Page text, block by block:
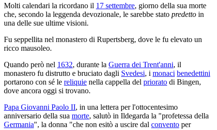
Molti calendari la ricordano il 17 settembre, giorno della sua morte
che, secondo la leggenda devozionale, le sarebbe stato predetto in
una delle sue ultime visioni.
Fu seppellita nel monastero di Rupertsberg, dove le fu elevato un
ricco mausoleo.
Quando però nel 1632, durante la Guerra dei Trent'anni, il
monastero fu distrutto e bruciato dagli Svedesi, i monaci benedettini
portarono con sé le reliquie nella cappella del priorato di Bingen,
dove ancora oggi si trovano.
Papa Giovanni Paolo II, in una lettera per l'ottocentesimo
anniversario della sua morte, salutò in Ildegarda la "profetessa della
Germania", la donna "che non esitò a uscire dal convento per